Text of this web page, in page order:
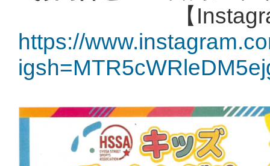
【
https://